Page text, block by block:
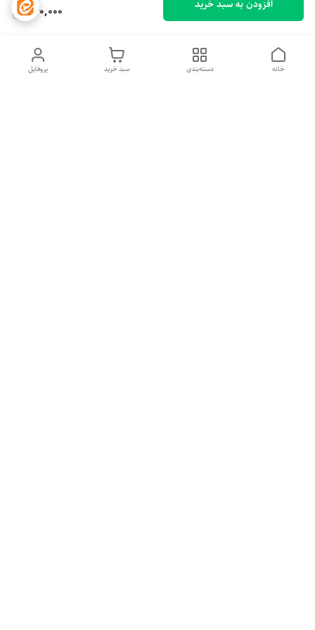
560,000 افزودن به سبد خرید
پروفایل سبد خرید دسته‌بندی خانه